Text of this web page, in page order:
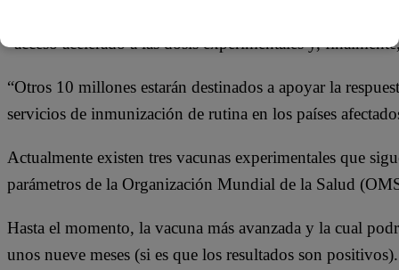
“acceso acelerado a las dosis experimentales y,
“Otros 10 millones estarán destinados a apoyar la
servicios de inmunización de rutina en los países
Actualmente existen tres vacunas experimentales que
parámetros de la Organización Mundial de la Salud
Hasta el momento, la vacuna más avanzada y la cual
unos nueve meses (si es que los resultados son positivos).